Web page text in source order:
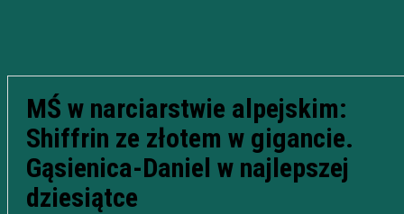
MŚ w narciarstwie alpejskim:
Shiffrin ze złotem w gigancie.
Gąsienica-Daniel w najlepszej
dziesiątce